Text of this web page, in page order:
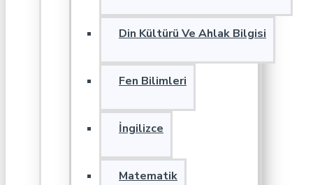
Din Kültürü Ve Ahlak Bilgisi
Fen Bilimleri
İngilizce
Matematik